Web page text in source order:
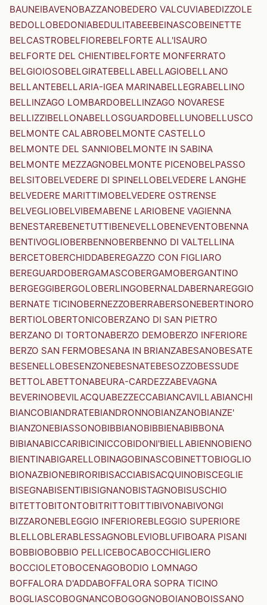
BAUNEIBAVENOBAZZANOBEDERO VALCUVIABEDIZZOLE
BEDOLLOBEDONIABEDULITABEEBEINASCOBEINETTE
BELCASTROBELFIOREBELFORTE ALL'ISAURO
BELFORTE DEL CHIENTIBELFORTE MONFERRATO
BELGIOIOSOBELGIRATEBELLABELLAGIOBELLANO
BELLANTEBELLARIA-IGEA MARINABELLEGRABELLINO
BELLINZAGO LOMBARDOBELLINZAGO NOVARESE
BELLIZZIBELLONABELLOSGUARDOBELLUNOBELLUSCO
BELMONTE CALABROBELMONTE CASTELLO
BELMONTE DEL SANNIOBELMONTE IN SABINA
BELMONTE MEZZAGNOBELMONTE PICENOBELPASSO
BELSITOBELVEDERE DI SPINELLOBELVEDERE LANGHE
BELVEDERE MARITTIMOBELVEDERE OSTRENSE
BELVEGLIOBELVIBEMABENE LARIOBENE VAGIENNA
BENESTAREBENETUTTIBENEVELLOBENEVENTOBENNA
BENTIVOGLIOBERBENNOBERBENNO DI VALTELLINA
BERCETOBERCHIDDABEREGAZZO CON FIGLIARO
BEREGUARDOBERGAMASCOBERGAMOBERGANTINO
BERGEGGIBERGOLOBERLINGOBERNALDABERNAREGGIO
BERNATE TICINOBERNEZZOBERRABERSONEBERTINORO
BERTIOLOBERTONICOBERZANO DI SAN PIETRO
BERZANO DI TORTONABERZO DEMOBERZO INFERIORE
BERZO SAN FERMOBESANA IN BRIANZABESANOBESATE
BESENELLOBESENZONEBESNATEBESOZZOBESSUDE
BETTOLABETTONABEURA-CARDEZZABEVAGNA
BEVERINOBEVILACQUABEZZECCABIANCAVILLABIANCHI
BIANCOBIANDRATEBIANDRONNOBIANZANOBIANZE'
BIANZONEBIASSONOBIBBIANOBIBBIENABIBBONA
BIBIANABICCARIBICINICCOBIDONI'BIELLABIENNOBIENO
BIENTINABIGARELLOBINAGOBINASCOBINETTOBIOGLIO
BIONAZBIONEBIRORIBISACCIABISACQUINOBISCEGLIE
BISEGNABISENTIBISIGNANOBISTAGNOBISUSCHIO
BITETTOBITONTOBITRITTOBITTIBIVONABIVONGI
BIZZARONEBLEGGIO INFERIOREBLEGGIO SUPERIORE
BLELLOBLERABLESSAGNOBLEVIOBLUFIBOARA PISANI
BOBBIOBOBBIO PELLICEBOCABOCCHIGLIERO
BOCCIOLETOBOCENAGOBODIO LOMNAGO
BOFFALORA D'ADDABOFFALORA SOPRA TICINO
BOGLIASCOBOGNANCOBOGOGNOBOIANOBOISSANO